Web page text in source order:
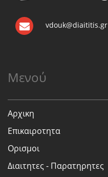
vdouk@diaititis.gr
Μενού
Αρχικη
Επικαιροτητα
Ορισμοι
Διαιτητες - Παρατηρητες